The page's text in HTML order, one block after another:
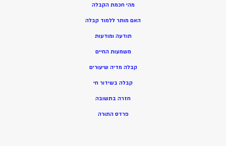
מהי חכמת הקבלה
האם מותר ללמוד קבלה
תודעה ומודעות
משמעות החיים
קבלה מדיה שיעורים
קבלה בשידור חי
חזרה בתשובה
פרדס התורה